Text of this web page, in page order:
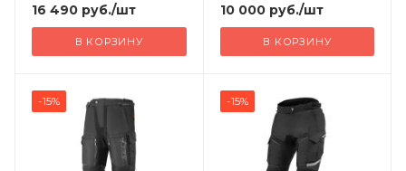
16 490 руб./шт
В КОРЗИНУ
10 000руб./шт
В КОРЗИНУ
-15% -15%